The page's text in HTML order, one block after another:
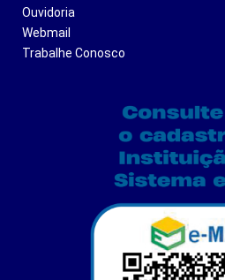
Ouvidoria
Webmail
Trabalhe Conosco